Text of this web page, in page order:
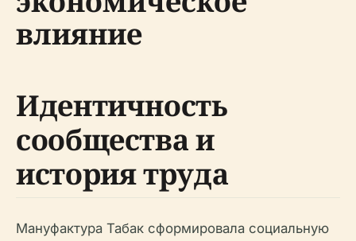
влияние
Идентичность
сообщества и
история труда
Мануфактура Табак сформировала социальную